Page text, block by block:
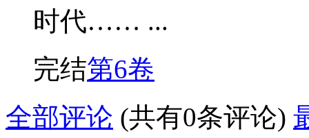
时代…… ...
完结第6卷
全部评论 (共有0条评论)